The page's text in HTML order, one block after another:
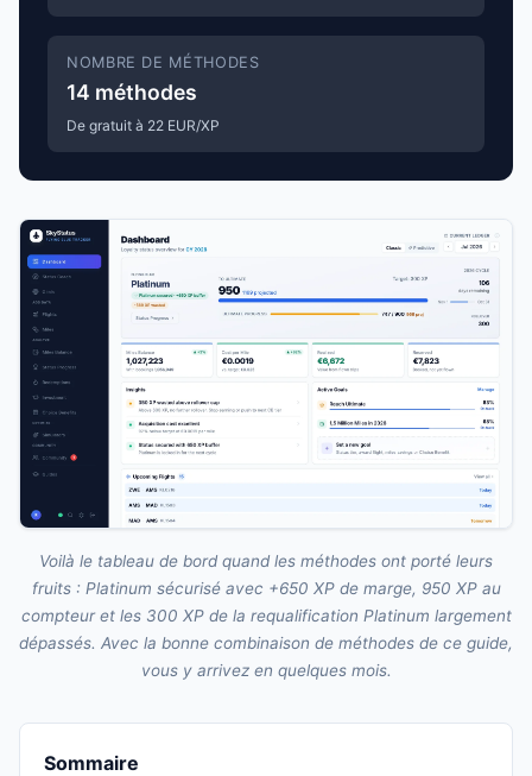
NOMBRE DE MÉTHODES
14 méthodes
De gratuit à 22 EUR/XP
Voilà le tableau de bord quand les méthodes ont porté leurs
fruits : Platinum sécurisé avec +650 XP de marge, 950 XP au
compteur et les 300 XP de la requalification Platinum largement
dépassés. Avec la bonne combinaison de méthodes de ce guide,
vous y arrivez en quelques mois.
Sommaire